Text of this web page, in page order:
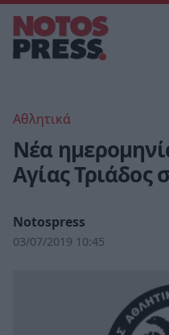
Αθλητικά
Νέα
Αγίας Τριάδος
Notospress
03/07/2019 10:45